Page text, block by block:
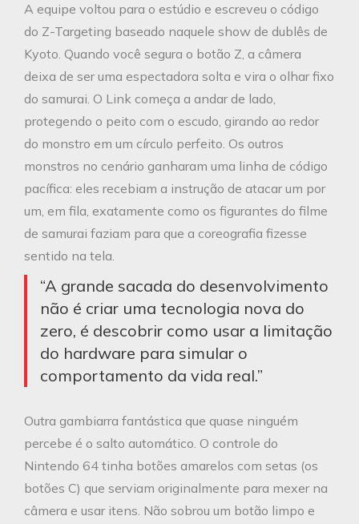
A equipe voltou para o estúdio e escreveu o código
do Z-Targeting baseado naquele show de dublês de
Kyoto. Quando você segura o botão Z, a câmera
deixa de ser uma espectadora solta e vira o olhar fixo
do samurai. O Link começa a andar de lado,
protegendo o peito com o escudo, girando ao redor
do monstro em um círculo perfeito. Os outros
monstros no cenário ganharam uma linha de código
pacífica: eles recebiam a instrução de atacar um por
um, em fila, exatamente como os figurantes do filme
de samurai faziam para que a coreografia fizesse
sentido na tela.
“A grande sacada do desenvolvimento
não é criar uma tecnologia nova do
zero, é descobrir como usar a limitação
do hardware para simular o
comportamento da vida real.”
Outra gambiarra fantástica que quase ninguém
percebe é o salto automático. O controle do
Nintendo 64 tinha botões amarelos com setas (os
botões C) que serviam originalmente para mexer na
câmera e usar itens. Não sobrou um botão limpo e